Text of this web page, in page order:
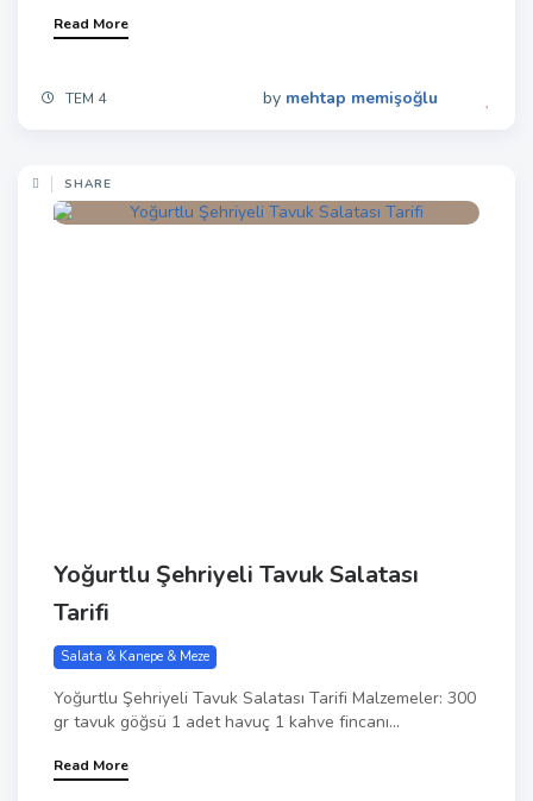
Read More
TEM 4 by mehtap memişoğlu
SHARE
Yoğurtlu Şehriyeli Tavuk Salatası
Tarifi
Salata & Kanepe & Meze
Yoğurtlu Şehriyeli Tavuk Salatası Tarifi Malzemeler: 300
gr tavuk göğsü 1 adet havuç 1 kahve fincanı...
Read More